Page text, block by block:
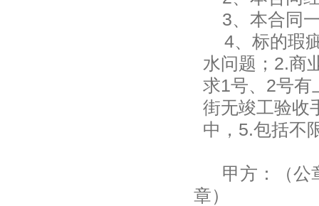
3、本合同
4、 标的瑕
水问题；2.商
求1号、2号有
街无竣工验收
中，5.包括不
甲方
章）